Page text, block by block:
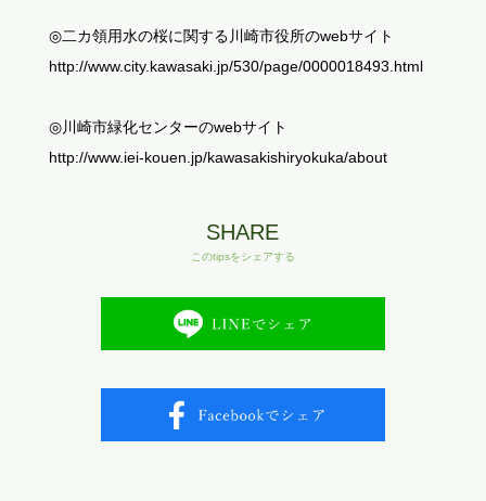
◎二カ領用水の桜に関する川崎市役所のwebサイト
http://www.city.kawasaki.jp/530/page/0000018493.html
◎川崎市緑化センターのwebサイト
http://www.iei-kouen.jp/kawasakishiryokuka/about
SHARE
このtipsをシェアする